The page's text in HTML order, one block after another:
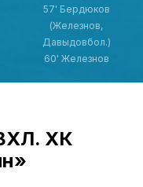
57' Бердюков
(Железнов,
Давыдовбол.)
60' Железнов
ХК